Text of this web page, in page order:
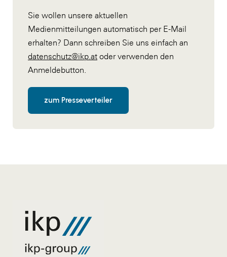
Sie wollen unsere aktuellen
Medienmitteilungen automatisch per E-Mail
erhalten? Dann schreiben Sie uns einfach an
datenschutz@ikp.at oder verwenden den
Anmeldebutton.
zum Presseverteiler